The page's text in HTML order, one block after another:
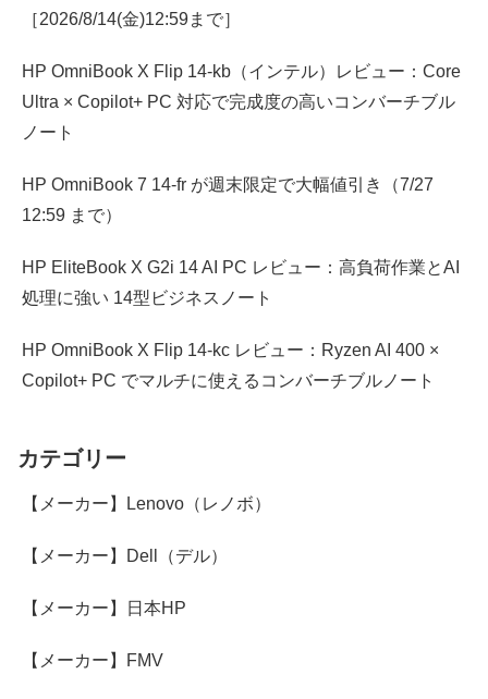
［2026/8/14(金)12:59まで］
HP OmniBook X Flip 14-kb（インテル）レビュー：Core
Ultra × Copilot+ PC 対応で完成度の高いコンバーチブル
ノート
HP OmniBook 7 14-fr が週末限定で大幅値引き（7/27
12:59 まで）
HP EliteBook X G2i 14 AI PC レビュー：高負荷作業とAI
処理に強い 14型ビジネスノート
HP OmniBook X Flip 14-kc レビュー：Ryzen AI 400 ×
Copilot+ PC でマルチに使えるコンバーチブルノート
カテゴリー
【メーカー】Lenovo（レノボ）
【メーカー】Dell（デル）
【メーカー】日本HP
【メーカー】FMV